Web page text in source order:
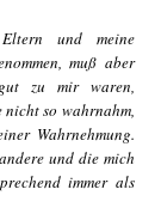
und meine
muß aber
zu mir waren,
so wahrnahm,
Wahrnehmung.
und die mich
immer als